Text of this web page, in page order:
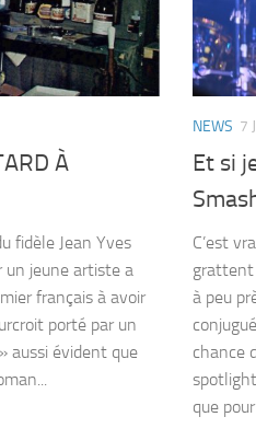
À
fidèle Jean Yves
un jeune artiste a
français à avoir
porté par un
aussi évident que
NEWS 7
Et si
C’est
grattent
à peu
chance
que